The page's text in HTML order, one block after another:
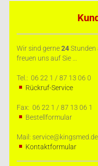
Wir sind gerne24Stunden
freuen uns auf Sie ...
Tel.: 06 22 1 / 87 13 06 0
Rückruf-Service
Fax: 06 22 1 / 87 13 06 1
Bestellformular
Mail: service@kingsmed.de
Kontaktformular